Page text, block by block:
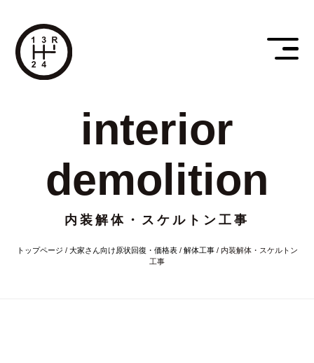
interior
demolition
内装解体・スケルトン工事
トップページ / 大家さん向け原状回復・価格表/ 解体工事/ 内装解体・スケルトン
工事